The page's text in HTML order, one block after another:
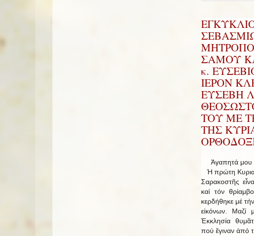
ΣΑΜΟΥ
κ.
ΙΕΡΟΝ
ΕΥΣΕΒΗ
ΤΟΥ ΜΕ
ΤΗΣ
Ἀγαπητά μου
Ἡ πρώτη
Σαρακοστῆς
καί τόν
κερδήθηκε μέ
εἰκόνων. Μαζί
Ἐκκλησία
πού ἔγιναν ἀπό